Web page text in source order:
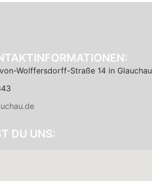
Wolffersdorff-Straße 14 in Glauchau
DU UNS: